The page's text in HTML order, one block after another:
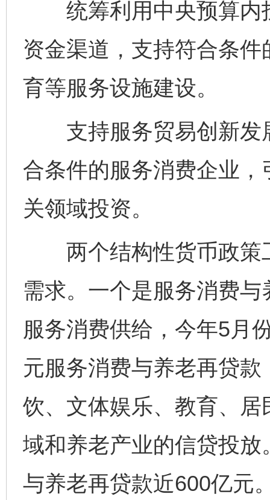
统筹利用中央预算内
资金渠道，支持符合条
育等服务设施建设。
支持服务贸易创新发
合条件的服务消费企业
关领域投资。
两个结构性货币政策
需求。一个是服务消费
服务消费供给，今年5月
元服务消费与养老再贷
饮、文体娱乐、教育、
域和养老产业的信贷投
与养老再贷款近600亿元